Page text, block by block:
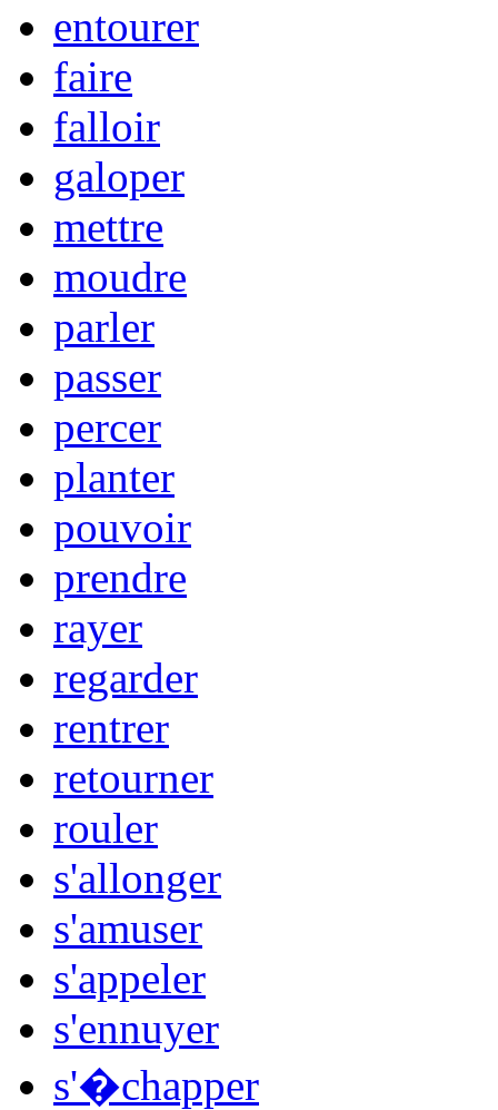
entourer
faire
falloir
galoper
mettre
moudre
parler
passer
percer
planter
pouvoir
prendre
rayer
regarder
rentrer
retourner
rouler
s'allonger
s'amuser
s'appeler
s'ennuyer
s'�chapper